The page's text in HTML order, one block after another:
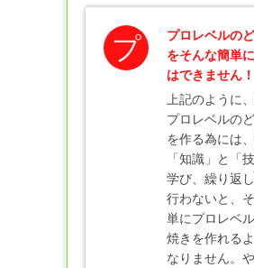
プ
プロレベルの
をそんな簡単
はできません！
上記のように
プロレベルの
を作る為には
「知識」と「
学び、繰り返
行わないと、
単にプロレベ
焼きを作れる
なりません。